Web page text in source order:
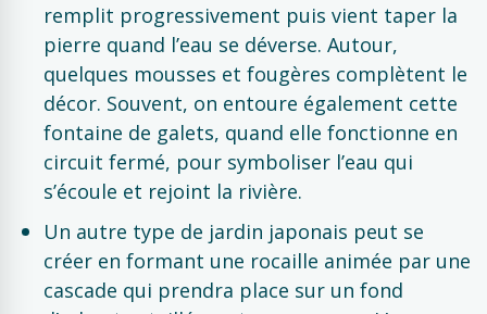
remplit progressivement puis vient taper la
pierre quand l’eau se déverse. Autour,
quelques mousses et fougères complètent le
décor. Souvent, on entoure également cette
fontaine de galets, quand elle fonctionne en
circuit fermé, pour symboliser l’eau qui
s’écoule et rejoint la rivière.
Un autre type de jardin japonais peut se
créer en formant une rocaille animée par une
cascade qui prendra place sur un fond